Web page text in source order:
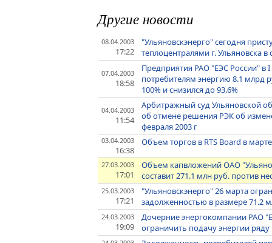
Другие новости
08.04.2003
17:22
"Ульяновскэнерго" сегодня
теплоцентралями г. Ульяновска
07.04.2003
18:58
Предприятия РАО "ЕЭС России" в
потребителям энергию 8.1 млрд
100% и снизился до 93.6%
04.04.2003
11:54
Арбитражный суд Ульяновской
об отмене решения РЭК об
февраля 2003 г
03.04.2003
16:38
Объем торгов в RTS Board в
27.03.2003
17:01
Объем капвложений ОАО
составит 271.1 млн руб. против
25.03.2003
17:21
"Ульяновскэнерго" 26 марта
задолженностью в размере 71.2
24.03.2003
19:09
Дочерние энергокомпании РАО
ограничить подачу энергии